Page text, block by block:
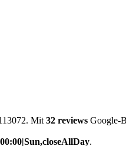
Mit 32 reviews Google-
.